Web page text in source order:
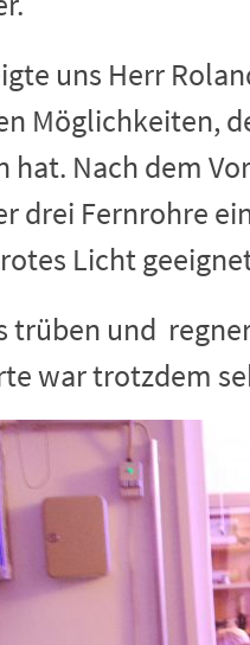
uns Herr
Möglichkeiten,
hat. Nach dem
drei Fernrohre
Licht
trüben und
war trotzdem